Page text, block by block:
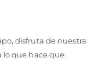
disfruta de nuestra
lo que hace que